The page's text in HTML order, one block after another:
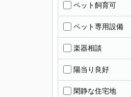
ペット飼育可
ペット専用設備
楽器相談
陽当り良好
閑静な住宅地